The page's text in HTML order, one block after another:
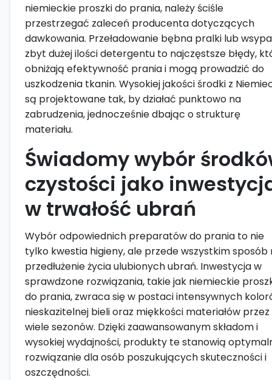
niemieckie proszki do prania, należy ściśle
przestrzegać zaleceń producenta dotyczących
dawkowania. Przeładowanie bębna pralki lub
zbyt dużej ilości detergentu to najczęstsze błędy,
obniżają efektywność prania i mogą prowadzić do
uszkodzenia tkanin. Wysokiej jakości środki z
są projektowane tak, by działać punktowo na
zabrudzenia, jednocześnie dbając o strukturę
materiału.
Świadomy wybór
czystości jako
w trwałość ubrań
Wybór odpowiednich preparatów do prania to nie
tylko kwestia higieny, ale przede wszystkim sposób
przedłużenie życia ulubionych ubrań. Inwestycja w
sprawdzone rozwiązania, takie jak niemieckie
do prania, zwraca się w postaci intensywnych
nieskazitelnej bieli oraz miękkości materiałów przez
wiele sezonów. Dzięki zaawansowanym składom i
wysokiej wydajności, produkty te stanowią
rozwiązanie dla osób poszukujących skuteczności i
oszczędności.